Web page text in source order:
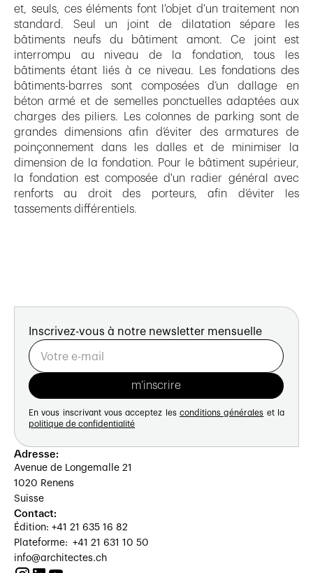
et, seuls, ces éléments font l'objet d'un traitement non
standard. Seul un joint de dilatation sépare les
bâtiments neufs du bâtiment amont. Ce joint est
interrompu au niveau de la fondation, tous les
bâtiments étant liés à ce niveau. Les fondations des
bâtiments-barres sont composées d’un dallage en
béton armé et de semelles ponctuelles adaptées aux
charges des piliers. Les colonnes de parking sont de
grandes dimensions afin d’éviter des armatures de
poinçonnement dans les dalles et de minimiser la
dimension de la fondation. Pour le bâtiment supérieur,
la fondation est composée d'un radier général avec
renforts au droit des porteurs, afin d’éviter les
tassements différentiels.
Inscrivez-vous à notre newsletter mensuelle
En vous inscrivant vous acceptez les conditions générales et la
politique de confidentialité
Adresse:
Avenue de Longemalle 21
1020 Renens
Suisse
Contact:
Édition: +41 21 635 16 82
Plateforme: +41 21 631 10 50
info@architectes.ch